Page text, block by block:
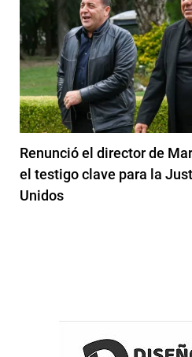
Renunció el director de
el testigo clave para la
Unidos